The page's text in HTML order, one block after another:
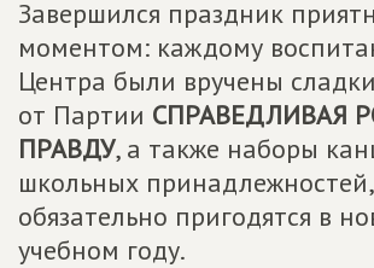
Завершился праздник
моментом: каждому
Центра были вручены
от Партии СПРАВЕДЛИВАЯ
ПРАВДУ, а также наборы
школьных
обязательно пригодятся в
учебном году.